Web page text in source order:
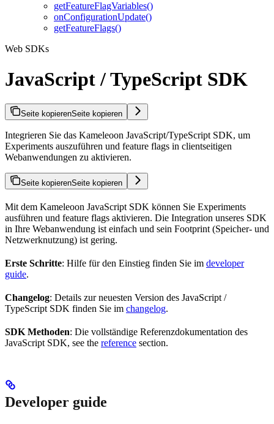
getFeatureFlagVariables()
onConfigurationUpdate()
getFeatureFlags()
Web SDKs
JavaScript / TypeScript SDK
Seite kopierenSeite kopieren
Integrieren Sie das Kameleoon JavaScript/TypeScript SDK, um
Experiments auszuführen und feature flags in clientseitigen
Webanwendungen zu aktivieren.
Seite kopierenSeite kopieren
Mit dem Kameleoon JavaScript SDK können Sie Experiments
ausführen und feature flags aktivieren. Die Integration unseres SDK
in Ihre Webanwendung ist einfach und sein Footprint (Speicher- und
Netzwerknutzung) ist gering.
Erste Schritte: Hilfe für den Einstieg finden Sie im developer
guide.
Changelog: Details zur neuesten Version des JavaScript /
TypeScript SDK finden Sie im changelog.
SDK Methoden: Die vollständige Referenzdokumentation des
JavaScript SDK, see the reference section.
Developer guide